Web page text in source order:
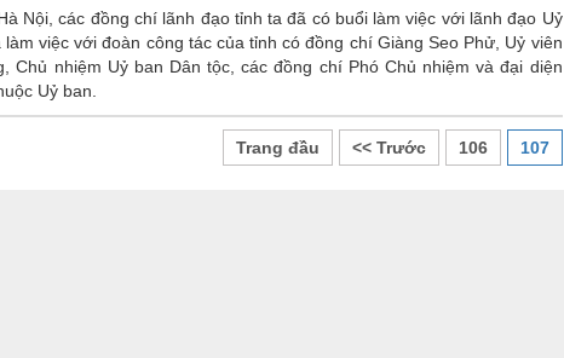
Nội, các đồng chí lãnh đạo tỉnh ta đã có buổi làm việc với lãnh đạo Uỷ
làm việc với đoàn công tác của tỉnh có đồng chí Giàng Seo Phử, Uỷ viên
Chủ nhiệm Uỷ ban Dân tộc, các đồng chí Phó Chủ nhiệm và đại diện
Uỷ ban.
Trang đầu << Trước 106 107